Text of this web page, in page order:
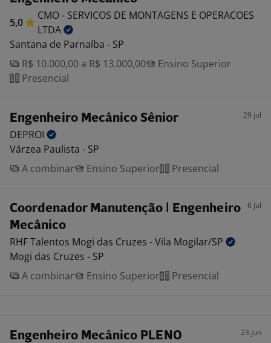
5,0
CMO - SERVICOS DE MONTAGENS E OPERACOES
LTDA
Santana de Parnaíba - SP
R$ 10.000,00 a R$ 13.000,00
Ensino Superior
Presencial
Engenheiro Mecânico Sênior 29 jul
DEPROI
Várzea Paulista - SP
A combinar
Ensino Superior Presencial
Coordenador Manutenção | Engenheiro
Mecânico
6 jul
RHF Talentos Mogi das Cruzes - Vila Mogilar/SP
Mogi das Cruzes - SP
A combinar
Ensino Superior Presencial
Engenheiro Mecânico PLENO 23 jun